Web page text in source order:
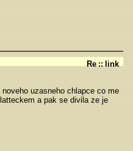
Re :: link
uzasneho chlapce co me
a pak se divila ze je